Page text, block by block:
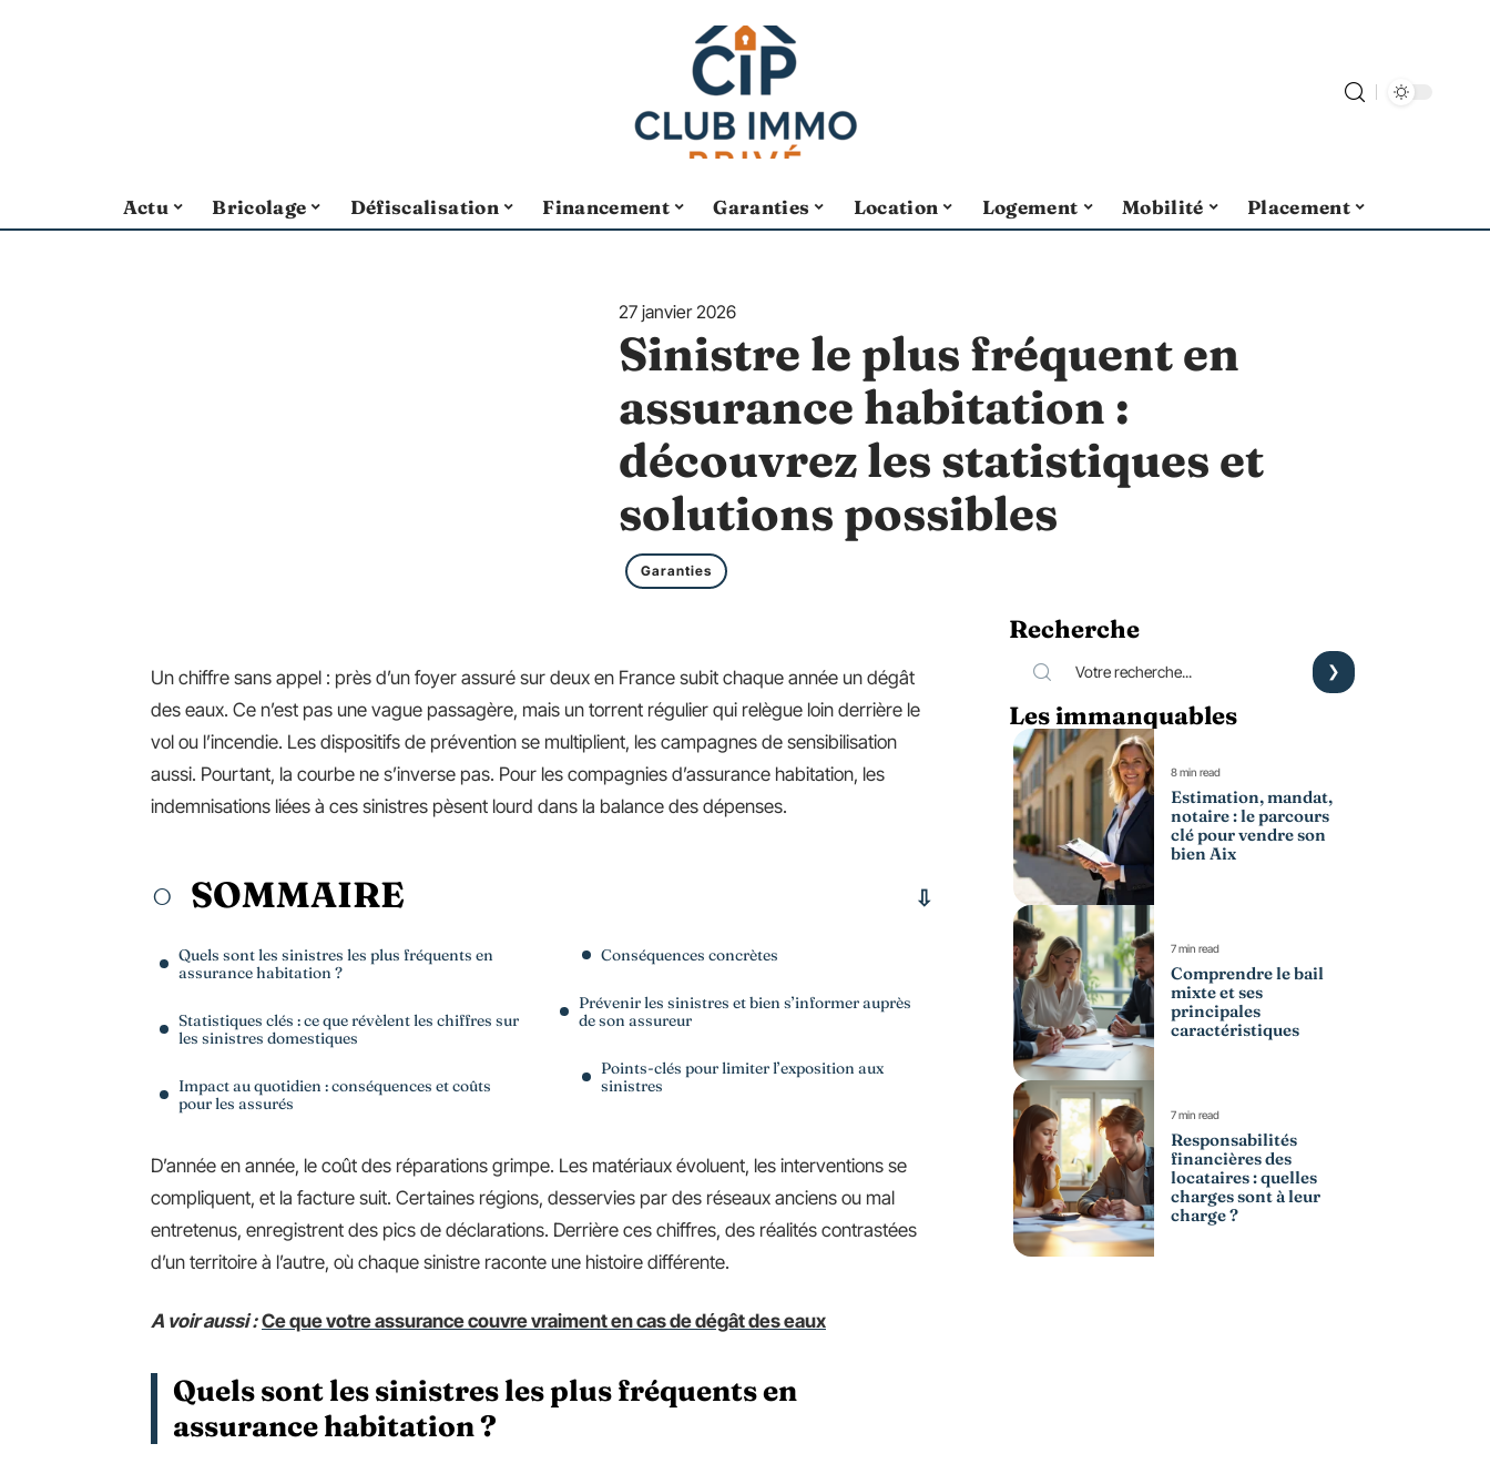
Actu Bricolage Défiscalisation Financement Garanties Location Logement Mobilité Placement
27 janvier 2026
Sinistre le plus fréquent en
assurance habitation :
découvrez les statistiques et
solutions possibles
Garanties
Un chiffre sans appel : près d’un foyer assuré sur deux en France subit chaque année un dégât
des eaux. Ce n’est pas une vague passagère, mais un torrent régulier qui relègue loin derrière le
vol ou l’incendie. Les dispositifs de prévention se multiplient, les campagnes de sensibilisation
aussi. Pourtant, la courbe ne s’inverse pas. Pour les compagnies d’assurance habitation, les
indemnisations liées à ces sinistres pèsent lourd dans la balance des dépenses.
SOMMAIRE
Quels sont les sinistres les plus fréquents en
assurance habitation ?
Statistiques clés : ce que révèlent les chiffres sur
les sinistres domestiques
Impact au quotidien : conséquences et coûts
pour les assurés
Conséquences concrètes
Prévenir les sinistres et bien s’informer auprès
de son assureur
Points-clés pour limiter l’exposition aux
sinistres
D’année en année, le coût des réparations grimpe. Les matériaux évoluent, les interventions se
compliquent, et la facture suit. Certaines régions, desservies par des réseaux anciens ou mal
entretenus, enregistrent des pics de déclarations. Derrière ces chiffres, des réalités contrastées
d’un territoire à l’autre, où chaque sinistre raconte une histoire différente.
A voir aussi : Ce que votre assurance couvre vraiment en cas de dégât des eaux
Quels sont les sinistres les plus fréquents en
assurance habitation ?
Recherche
Les immanquables
8 min read
Estimation, mandat,
notaire : le parcours
clé pour vendre son
bien Aix
7 min read
Comprendre le bail
mixte et ses
principales
caractéristiques
7 min read
Responsabilités
financières des
locataires : quelles
charges sont à leur
charge ?